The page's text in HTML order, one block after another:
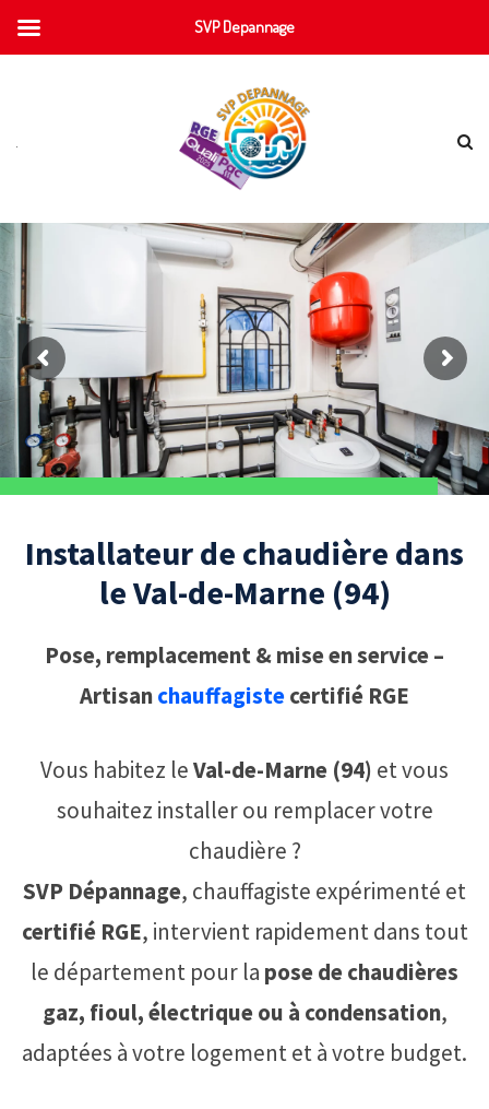
Installateur de chaudière dans
le Val-de-Marne (94)
Pose, remplacement & mise en service –
Artisanchauffagistecertifié RGE
Vous habitez leVal-de-Marne (94) et vous
souhaitez installer ou remplacer votre
chaudière ?
SVP Dépannage, chauffagiste expérimenté et
certifié RGE, intervient rapidement dans tout
le département pour la pose de chaudières
gaz, fioul, électrique ou à condensation,
adaptées à votre logement et à votre budget.
SVP Depannage